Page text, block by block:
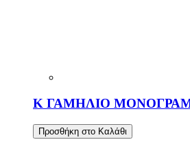
Κ ΓΑΜΗΛΙΟ
Προσθήκη στο Καλάθι